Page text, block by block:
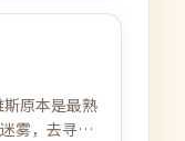
原本是最熟
雾，去寻找